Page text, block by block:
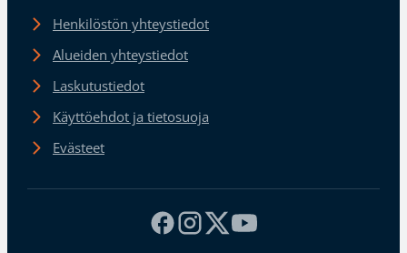
Henkilöstön yhteystiedot
Alueiden yhteystiedot
Laskutustiedot
Käyttöehdot ja tietosuoja
Evästeet